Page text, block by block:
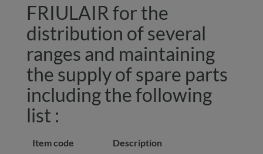
FRIULAIR for the
distribution of several
ranges and maintaining
the supply of spare parts
including the following
list :
Item code Description